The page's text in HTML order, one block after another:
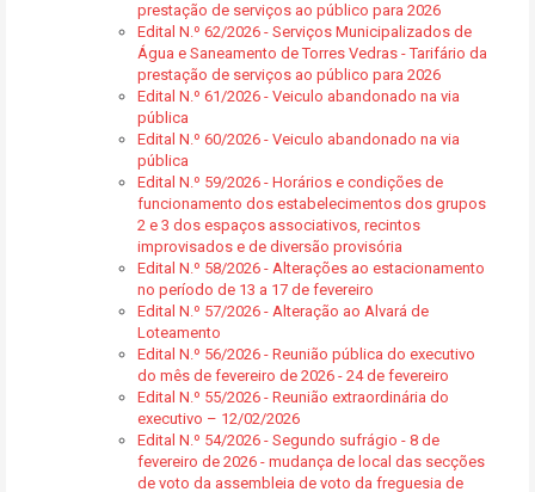
prestação de serviços ao público para 2026
Edital N.º 62/2026 - Serviços Municipalizados de
Água e Saneamento de Torres Vedras - Tarifário da
prestação de serviços ao público para 2026
Edital N.º 61/2026 - Veiculo abandonado na via
pública
Edital N.º 60/2026 - Veiculo abandonado na via
pública
Edital N.º 59/2026 - Horários e condições de
funcionamento dos estabelecimentos dos grupos
2 e 3 dos espaços associativos, recintos
improvisados e de diversão provisória
Edital N.º 58/2026 - Alterações ao estacionamento
no período de 13 a 17 de fevereiro
Edital N.º 57/2026 - Alteração ao Alvará de
Loteamento
Edital N.º 56/2026 - Reunião pública do executivo
do mês de fevereiro de 2026 - 24 de fevereiro
Edital N.º 55/2026 - Reunião extraordinária do
executivo – 12/02/2026
Edital N.º 54/2026 - Segundo sufrágio - 8 de
fevereiro de 2026 - mudança de local das secções
de voto da assembleia de voto da freguesia de